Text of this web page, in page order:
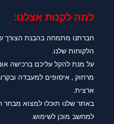
למה לקנות אצלנו:​
חברתנו מתמחה בהבנת הצורך
הלקוחות שלנו.
על מנת להקל עליכם ברכישה
מרחוק , איסופים למעבדה
ארצית.
באתר שלנו תוכלו למצוא
למחשב מוכן לשימוש.